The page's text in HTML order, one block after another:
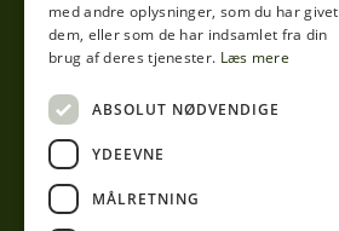
Tibberup Høkeren
Information
Praktisk info
med andre oplysninger, som du har givet
dem, eller som de har indsamlet fra din
brug af deres tjenester. Læs mere
ABSOLUT NØDVENDIGE
YDEEVNE
MÅLRETNING